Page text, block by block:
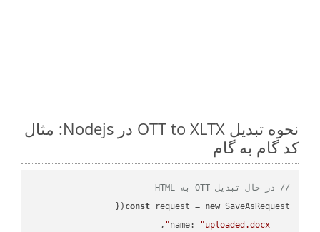
نحوه تبدیل OTT to XLTX در Nodejs: مثال
کد گام به گام
// در حال تبدیل OTT به HTML
const request = new
name: "uploaded.docx"